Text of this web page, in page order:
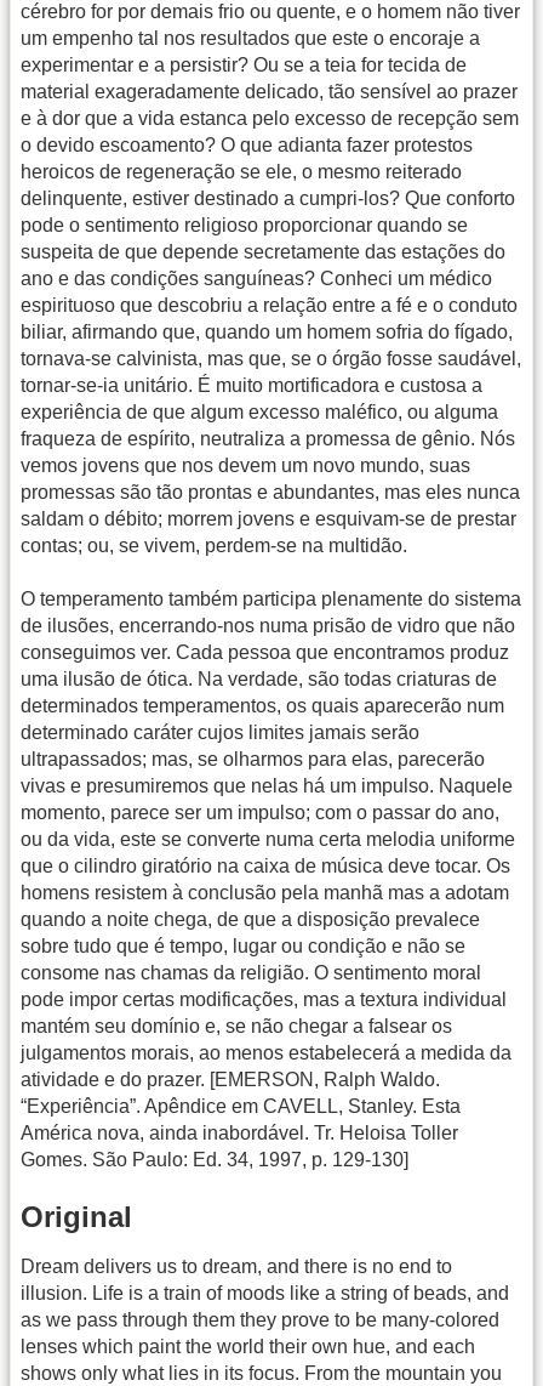
cérebro for por demais frio ou quente, e o homem não tiver
um empenho tal nos resultados que este o encoraje a
experimentar e a persistir? Ou se a teia for tecida de
material exageradamente delicado, tão sensível ao prazer
e à dor que a vida estanca pelo excesso de recepção sem
o devido escoamento? O que adianta fazer protestos
heroicos de regeneração se ele, o mesmo reiterado
delinquente, estiver destinado a cumpri-los? Que conforto
pode o sentimento religioso proporcionar quando se
suspeita de que depende secretamente das estações do
ano e das condições sanguíneas? Conheci um médico
espirituoso que descobriu a relação entre a fé e o conduto
biliar, afirmando que, quando um homem sofria do fígado,
tornava-se calvinista, mas que, se o órgão fosse saudável,
tornar-se-ia unitário. É muito mortificadora e custosa a
experiência de que algum excesso maléfico, ou alguma
fraqueza de espírito, neutraliza a promessa de gênio. Nós
vemos jovens que nos devem um novo mundo, suas
promessas são tão prontas e abundantes, mas eles nunca
saldam o débito; morrem jovens e esquivam-se de prestar
contas; ou, se vivem, perdem-se na multidão.
O temperamento também participa plenamente do sistema
de ilusões, encerrando-nos numa prisão de vidro que não
conseguimos ver. Cada pessoa que encontramos produz
uma ilusão de ótica. Na verdade, são todas criaturas de
determinados temperamentos, os quais aparecerão num
determinado caráter cujos limites jamais serão
ultrapassados; mas, se olharmos para elas, parecerão
vivas e presumiremos que nelas há um impulso. Naquele
momento, parece ser um impulso; com o passar do ano,
ou da vida, este se converte numa certa melodia uniforme
que o cilindro giratório na caixa de música deve tocar. Os
homens resistem à conclusão pela manhã mas a adotam
quando a noite chega, de que a disposição prevalece
sobre tudo que é tempo, lugar ou condição e não se
consome nas chamas da religião. O sentimento moral
pode impor certas modificações, mas a textura individual
mantém seu domínio e, se não chegar a falsear os
julgamentos morais, ao menos estabelecerá a medida da
atividade e do prazer. [EMERSON, Ralph Waldo.
“Experiência”. Apêndice em CAVELL, Stanley. Esta
América nova, ainda inabordável. Tr. Heloisa Toller
Gomes. São Paulo: Ed. 34, 1997, p. 129-130]
Original
Dream delivers us to dream, and there is no end to
illusion. Life is a train of moods like a string of beads, and
as we pass through them they prove to be many-colored
lenses which paint the world their own hue, and each
shows only what lies in its focus. From the mountain you